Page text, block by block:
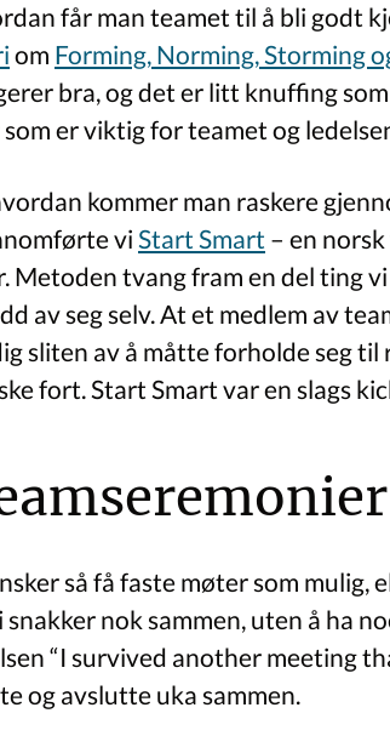
får man teamet til å bli godt
om Forming, Norming, Storming
bra, og det er litt knuffing
er viktig for teamet og
kommer man raskere
vi Start Smart – en
Metoden tvang fram en del ting
av seg selv. At et medlem av
sliten av å måtte forholde seg
fort. Start Smart var en slags
så få faste møter som
snakker nok sammen, uten å ha
“I survived another meeting
og avslutte uka sammen.